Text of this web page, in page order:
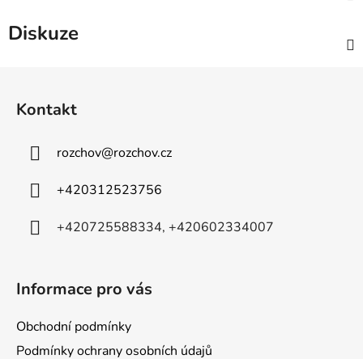
Diskuze
Kontakt
rozchov@rozchov.cz
+420312523756
+420725588334, +420602334007
Informace pro vás
Obchodní podmínky
Podmínky ochrany osobních údajů